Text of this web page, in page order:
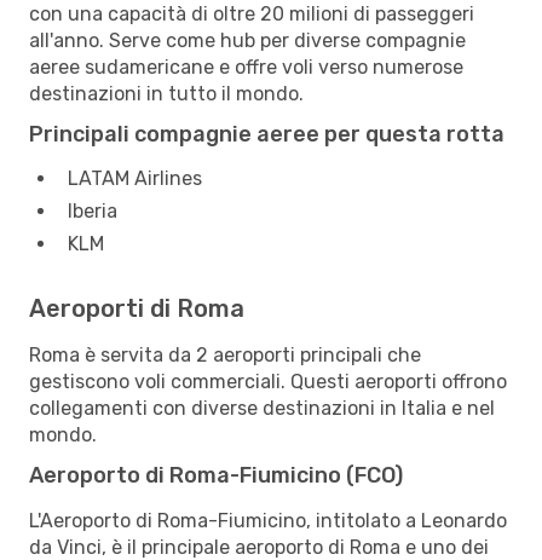
con una capacità di oltre 20 milioni di passeggeri
all'anno. Serve come hub per diverse compagnie
aeree sudamericane e offre voli verso numerose
destinazioni in tutto il mondo.
Principali compagnie aeree per questa rotta
LATAM Airlines
Iberia
KLM
Aeroporti di Roma
Roma è servita da 2 aeroporti principali che
gestiscono voli commerciali. Questi aeroporti offrono
collegamenti con diverse destinazioni in Italia e nel
mondo.
Aeroporto di Roma-Fiumicino (FCO)
L'Aeroporto di Roma-Fiumicino, intitolato a Leonardo
da Vinci, è il principale aeroporto di Roma e uno dei